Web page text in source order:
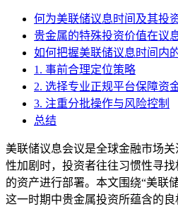
何为美联储议息时间及其投
贵金属的特殊投资价值在议
如何把握美联储议息时间内
1. 事前合理定位策略
2. 选择专业正规平台保障资
3. 注重分批操作与风险控制
总结
美联储议息会议是全球金融市场
性加剧时，投资者往往习惯性寻
的资产进行部署。本文围绕“美联
这一时期中贵金属投资所蕴含的良